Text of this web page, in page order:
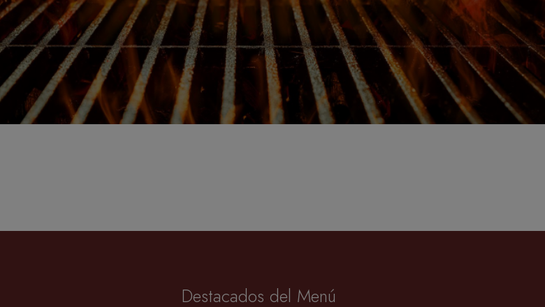
Destacados del Menú